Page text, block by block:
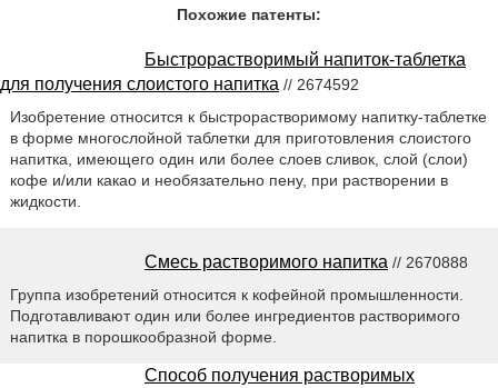
Похожие патенты:
Быстрорастворимый напиток-таблетка
для получения слоистого напитка // 2674592
Изобретение относится к быстрорастворимому напитку-таблетке
в форме многослойной таблетки для приготовления слоистого
напитка, имеющего один или более слоев сливок, слой (слои)
кофе и/или какао и необязательно пену, при растворении в
жидкости.
Смесь растворимого напитка // 2670888
Группа изобретений относится к кофейной промышленности.
Подготавливают один или более ингредиентов растворимого
напитка в порошкообразной форме.
Способ получения растворимых